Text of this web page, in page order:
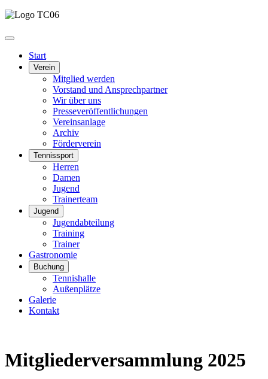
Start
Verein
Mitglied werden
Vorstand und Ansprechpartner
Wir über uns
Presseveröffentlichungen
Vereinsanlage
Archiv
Förderverein
Tennissport
Herren
Damen
Jugend
Trainerteam
Jugend
Jugendabteilung
Training
Trainer
Gastronomie
Buchung
Tennishalle
Außenplätze
Galerie
Kontakt
Mitgliederversammlung 2025